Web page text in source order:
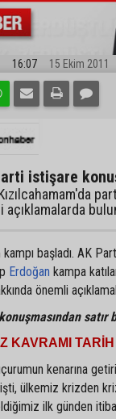
16:07 15 Ekim 2011
istişare
açıklamalarda
başladı. AK
Erdoğan kampa
önemli
satır
KAVRAMI
kenarına
ülkemiz krizden
ilk günden